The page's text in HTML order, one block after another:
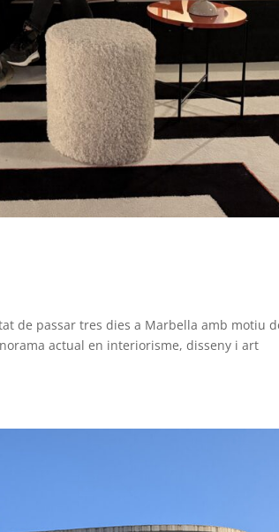
de passar tres dies a Marbella amb motiu
actual en interiorisme, disseny i art